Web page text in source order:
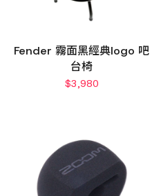
Fender 霧面黑經典logo 吧
台椅
$3,980